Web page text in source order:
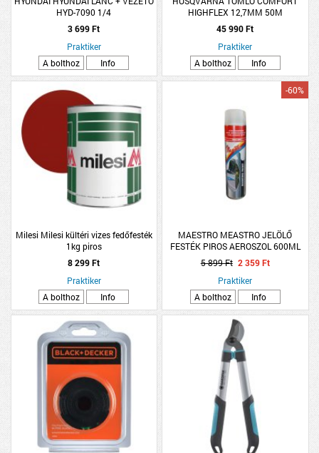
HYD-7090 1/4
3 699 Ft
Praktiker
A bolthoz
Info
HIGHFLEX 12,7MM 50M
45 990 Ft
Praktiker
A bolthoz
Info
Milesi Milesi kültéri vizes fedőfesték
1kg piros
8 299 Ft
Praktiker
A bolthoz
Info
MAESTRO MEASTRO JELÖLŐ
FESTÉK PIROS AEROSZOL 600ML
-60%
5 899 Ft 2 359 Ft
Praktiker
A bolthoz
Info